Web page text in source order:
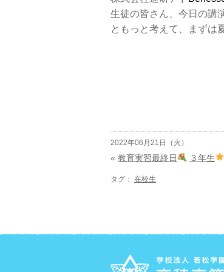
生徒の皆さん、今日の講
ともっと考えて、まずは
2022年06月21日（火）
« 教育実習最終日 ３年生
タグ： 在校生